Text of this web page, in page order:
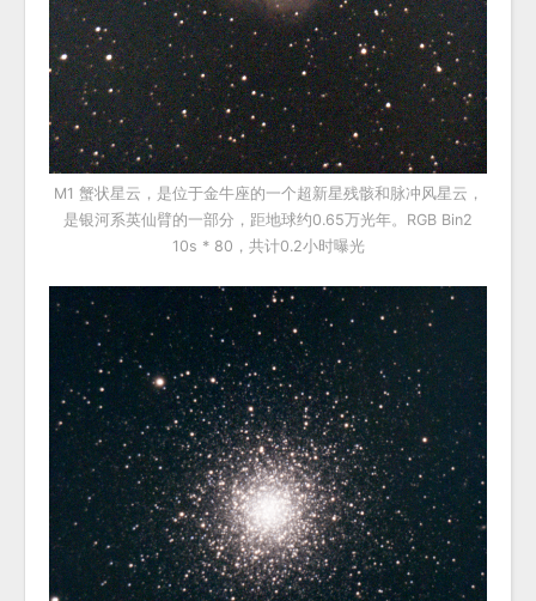
M1 蟹状星云，是位于金牛座的一个超新星残骸和脉冲风星云，
是银河系英仙臂的一部分，距地球约0.65万光年。RGB Bin2
10s * 80，共计0.2小时曝光